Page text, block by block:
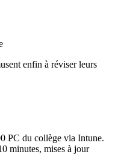
enfin à réviser leurs
PC du collège via Intune.
minutes, mises à jour